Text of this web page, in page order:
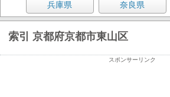
兵庫県 奈良県
索引 京都府京都市東山区
スポンサーリンク